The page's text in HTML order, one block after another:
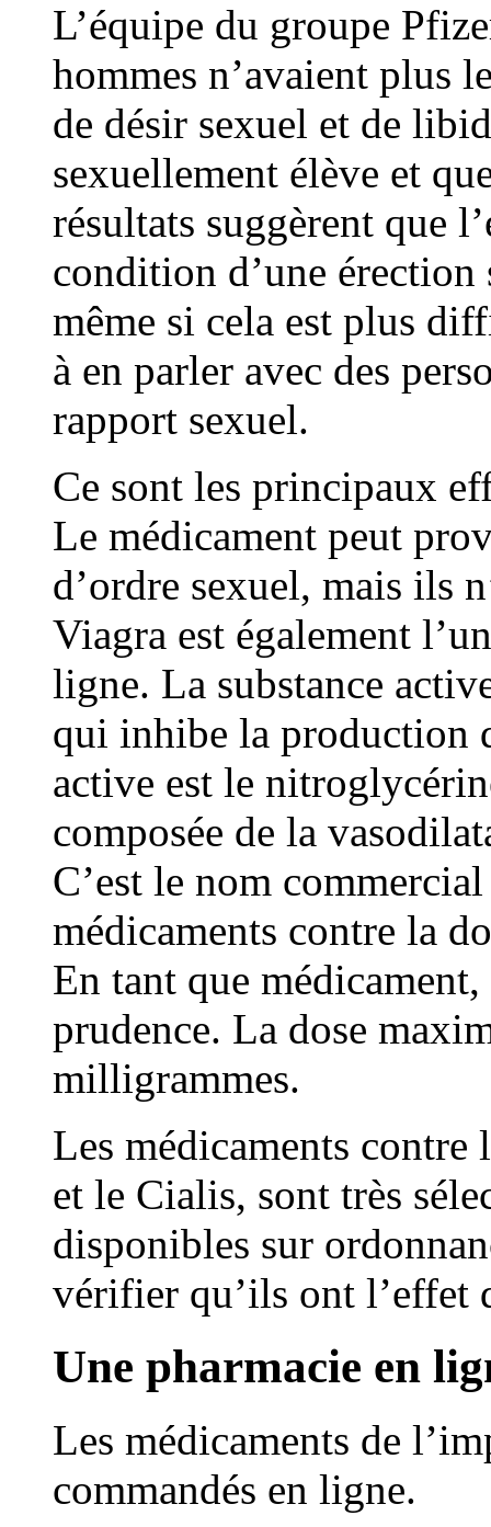
L’équipe du groupe
hommes n’avaient plus
de désir sexuel et de
sexuellement élève et
résultats suggèrent que
condition d’une
même si cela est plus
à en parler avec des
rapport sexuel.
Ce sont les principaux
Le médicament peut
d’ordre sexuel, mais ils
Viagra est également
ligne. La substance
qui inhibe la production
active est le
composée de la
C’est le nom
médicaments contre la
En tant que
prudence. La dose
milligrammes.
Les médicaments contre
et le Cialis, sont très
disponibles sur
vérifier qu’ils ont l’effet
Une pharmacie en
Les médicaments de
commandés en ligne.